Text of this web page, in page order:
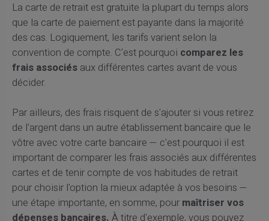
La carte de retrait est gratuite la plupart du temps alors
que la carte de paiement est payante dans la majorité
des cas. Logiquement, les tarifs varient selon la
convention de compte. C'est pourquoi comparez les
frais associésaux différentes cartes avant de vous
décider.
Par ailleurs, des frais risquent de s'ajouter si vous retirez
de l'argent dans un autre établissement bancaire que le
vôtre avec votre carte bancaire — c'est pourquoi il est
important de comparer les frais associés aux différentes
cartes et de tenir compte de vos habitudes de retrait
pour choisir l'option la mieux adaptée à vos besoins —
une étape importante, en somme, pour maîtriser vos